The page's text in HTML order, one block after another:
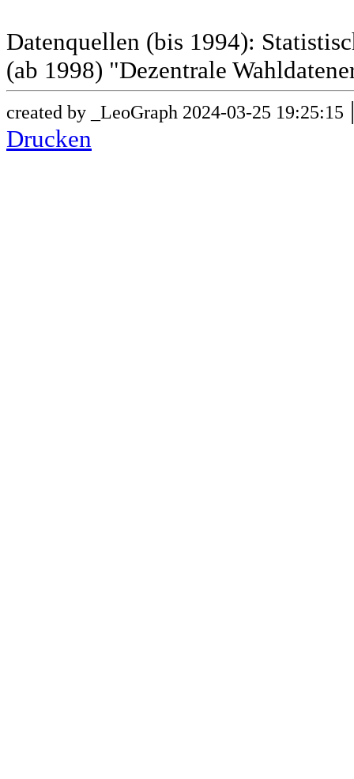
Datenquellen (bis 1994):
(ab 1998) "Dezentrale
created by _LeoGraph 2024-03-25 19:25:15
Drucken